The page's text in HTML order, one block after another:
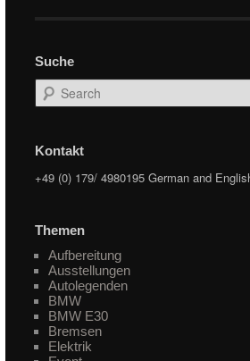
Suche
Search
Kontakt
+49 (0) 179/ 4980195 German and
Themen
Aufbereitung
Ausstellungen
Autolegenden
BMW
BMW E30
Bremsen
Elektrik